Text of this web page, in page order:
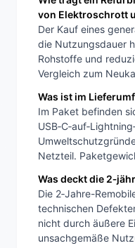
von Elektroschrott
Der Kauf eines
die Nutzungsdauer
Rohstoffe und
Vergleich zum
Was ist im
Im Paket befinden
Netzteil.
Was deckt die
Die 2‑Jahre-
technischen
nicht durch äußere
unsachgemäße